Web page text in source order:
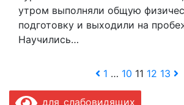
утром выполняли общую
подготовку и выходили на
Научились…
записей
1 … 10 11 12 13
для_слабовидящих